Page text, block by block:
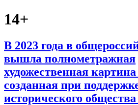
14+
В 2023 года в
вышла полнометражная
художественная
созданная при
исторического общества